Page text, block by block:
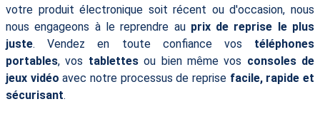
votre produit électronique soit récent ou d'occasion, nous
nous engageons à le reprendre au prix de reprise le plus
juste. Vendez en toute confiance vos téléphones
portables, vos tablettesou bien même vos consoles de
jeux vidéo avec notre processus de reprise facile, rapide et
sécurisant.